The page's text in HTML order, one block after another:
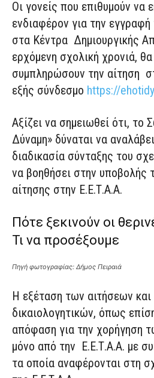
Οι γονείς που επιθυμούν να
ενδιαφέρον για την
στα Κέντρα Δημιουργικής
ερχόμενη σχολική χρονιά,
συμπληρώσουν την αίτηση
εξής σύνδεσμο https://
Αξίζει να σημειωθεί ότι, το
Δύναμη» δύναται να
διαδικασία σύνταξης του
να βοηθήσει στην υποβολής
αίτησης στην Ε.Ε.Τ.Α.Α.
Πότε ξεκινούν οι
Τι να προσέξουμε
Πηγή φωτογραφίας: Δήμος Πειραιά
Η εξέταση των αιτήσεων
δικαιολογητικών, όπως
απόφαση για την χορήγηση
μόνο από την Ε.Ε.Τ.Α.Α. με
τα οποία αναφέρονται στη